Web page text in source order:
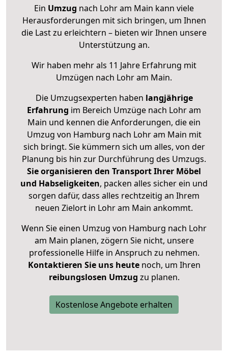
Ein Umzug nach Lohr am Main kann viele
Herausforderungen mit sich bringen, um Ihnen
die Last zu erleichtern – bieten wir Ihnen unsere
Unterstützung an.
Wir haben mehr als 11 Jahre Erfahrung mit
Umzügen nach Lohr am Main.
Die Umzugsexperten haben langjährige
Erfahrung im Bereich Umzüge nach Lohr am
Main und kennen die Anforderungen, die ein
Umzug von Hamburg nach Lohr am Main mit
sich bringt. Sie kümmern sich um alles, von der
Planung bis hin zur Durchführung des Umzugs.
Sie organisieren den Transport Ihrer Möbel
und Habseligkeiten, packen alles sicher ein und
sorgen dafür, dass alles rechtzeitig an Ihrem
neuen Zielort in Lohr am Main ankommt.
Wenn Sie einen Umzug von Hamburg nach Lohr
am Main planen, zögern Sie nicht, unsere
professionelle Hilfe in Anspruch zu nehmen.
Kontaktieren Sie uns heutenoch, um Ihren
reibungslosen Umzug zu planen.
Kostenlose Angebote erhalten